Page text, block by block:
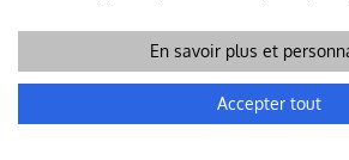
En savoir plus et
Accepter tout